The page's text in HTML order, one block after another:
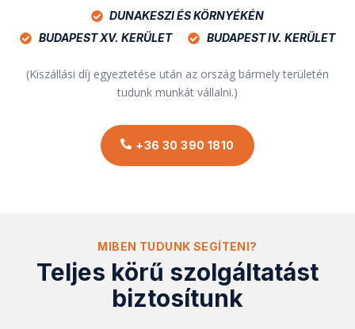
DUNAKESZI ÉS KÖRNYÉKÉN
BUDAPEST XV. KERÜLET
BUDAPEST IV. KERÜLET
(Kiszállási díj egyeztetése után az ország bármely területén
tudunk munkát vállalni.)
+36 30 390 1810
MIBEN TUDUNK SEGÍTENI?
Teljes körű szolgáltatást
biztosítunk